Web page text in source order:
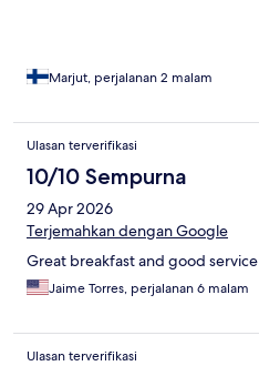
Marjut, perjalanan 2 malam
Ulasan terverifikasi
10/10 Sempurna
29 Apr 2026
Terjemahkan dengan Google
Great breakfast and good service
Jaime Torres, perjalanan 6 malam
Ulasan terverifikasi